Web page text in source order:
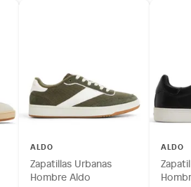
ALDO
Zapatillas Urbanas
Hombre Aldo
ALDO